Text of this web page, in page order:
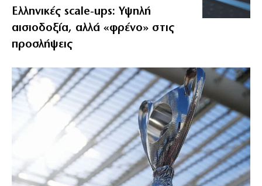
Ελληνικές scale-ups: Υψηλή
αισιοδοξία, αλλά «φρένο» στις
προσλήψεις